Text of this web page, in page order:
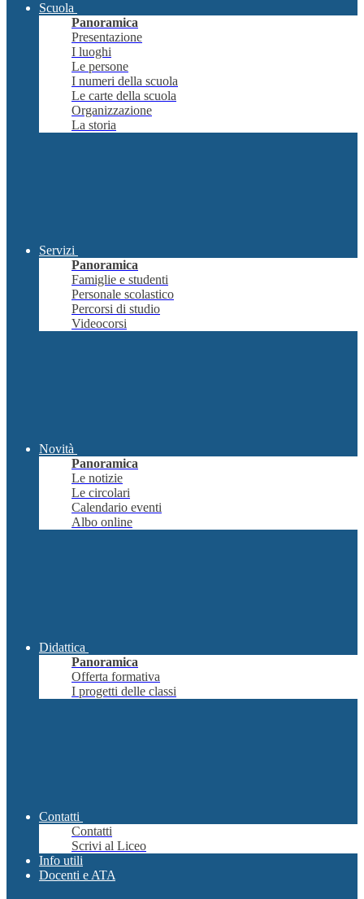
Scuola
Panoramica
Presentazione
I luoghi
Le persone
I numeri della scuola
Le carte della scuola
Organizzazione
La storia
Servizi
Panoramica
Famiglie e studenti
Personale scolastico
Percorsi di studio
Videocorsi
Novità
Panoramica
Le notizie
Le circolari
Calendario eventi
Albo online
Didattica
Panoramica
Offerta formativa
I progetti delle classi
Contatti
Contatti
Scrivi al Liceo
Info utili
Docenti e ATA